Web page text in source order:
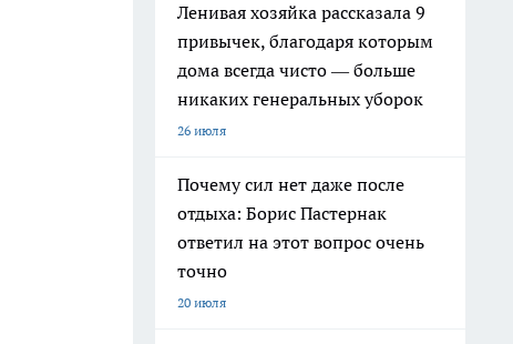
Ленивая хозяйка рассказала 9
привычек, благодаря которым
дома всегда чисто — больше
никаких генеральных уборок
26 июля
Почему сил нет даже после
отдыха: Борис Пастернак
ответил на этот вопрос очень
точно
20 июля